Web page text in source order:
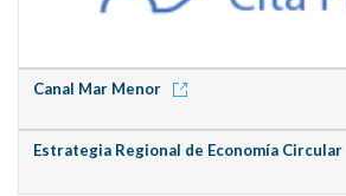
Canal Mar Menor
Estrategia Regional de Economía Circular